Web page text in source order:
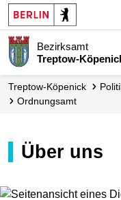
Bezirksamt
Treptow-
Treptow-Köpenick
Ordnungsamt
Über uns